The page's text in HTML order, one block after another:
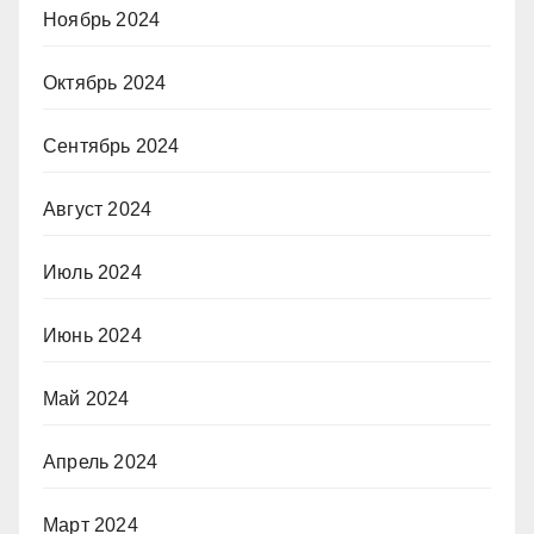
Ноябрь 2024
Октябрь 2024
Сентябрь 2024
Август 2024
Июль 2024
Июнь 2024
Май 2024
Апрель 2024
Март 2024